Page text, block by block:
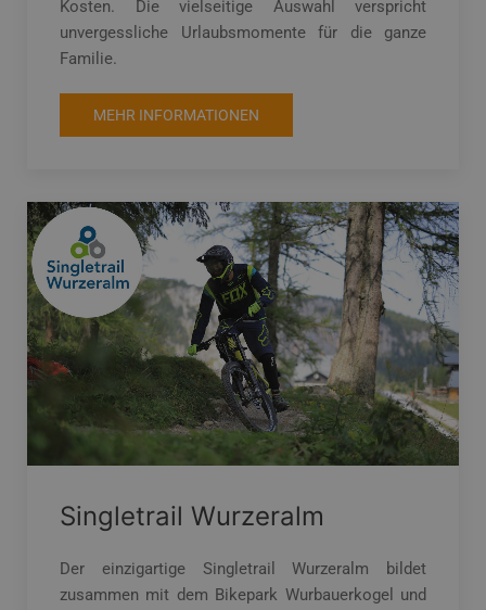
Kosten. Die vielseitige Auswahl verspricht
unvergessliche Urlaubsmomente für die ganze
Familie.
MEHR INFORMATIONEN
Singletrail Wurzeralm
Der einzigartige Singletrail Wurzeralm bildet
zusammen mit dem Bikepark Wurbauerkogel und